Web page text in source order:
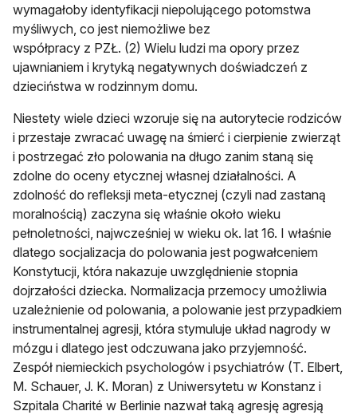
wymagałoby identyfikacji niepolującego potomstwa
myśliwych, co jest niemożliwe bez
współpracy z PZŁ. (2) Wielu ludzi ma opory przez
ujawnianiem i krytyką negatywnych doświadczeń z
dzieciństwa w rodzinnym domu.
Niestety wiele dzieci wzoruje się na autorytecie rodziców
i przestaje zwracać uwagę na śmierć i cierpienie zwierząt
i postrzegać zło polowania na długo zanim staną się
zdolne do oceny etycznej własnej działalności. A
zdolność do refleksji meta-etycznej (czyli nad zastaną
moralnością) zaczyna się właśnie około wieku
pełnoletności, najwcześniej w wieku ok. lat 16. I właśnie
dlatego socjalizacja do polowania jest pogwałceniem
Konstytucji, która nakazuje uwzględnienie stopnia
dojrzałości dziecka. Normalizacja przemocy umożliwia
uzależnienie od polowania, a polowanie jest przypadkiem
instrumentalnej agresji, która stymuluje układ nagrody w
mózgu i dlatego jest odczuwana jako przyjemność.
Zespół niemieckich psychologów i psychiatrów (T. Elbert,
M. Schauer, J. K. Moran) z Uniwersytetu w Konstanz i
Szpitala Charité w Berlinie nazwał taką agresję agresją